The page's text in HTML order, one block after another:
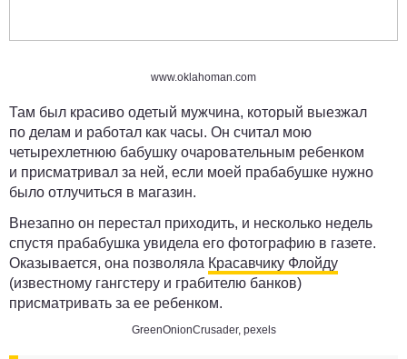
www.oklahoman.com
Там был красиво одетый мужчина, который выезжал
по делам и работал как часы. Он считал мою
четырехлетнюю бабушку очаровательным ребенком
и присматривал за ней, если моей прабабушке нужно
было отлучиться в магазин.
Внезапно он перестал приходить, и несколько недель
спустя прабабушка увидела его фотографию в газете.
Оказывается, она позволяла Красавчику Флойду
(известному гангстеру и грабителю банков)
присматривать за ее ребенком.
GreenOnionCrusader, pexels